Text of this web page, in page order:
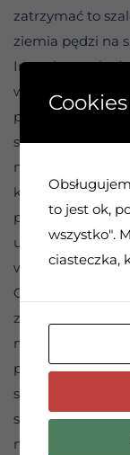
zatrzymać to
ziemia pędzi na
Instruktor w
prawda. Jesteś
sekund życia, a
nad kątem
kluczowe
próbując za
uderzenie w
walki z
Często robimy to
zapętlamy się w
mamy wpływu,
przelatuje obok
sylwetkę” w
siłą woli. Jeśli
niemożliwego,
Cookies
to jest ok,
wszystko".
ciasteczka,